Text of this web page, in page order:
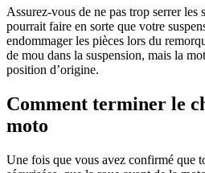
Assurez-vous de ne pas trop serrer les
pourrait faire en sorte que votre
endommager les pièces lors du
de mou dans la suspension, mais la
position d’origine.
Comment terminer le
moto
Une fois que vous avez confirmé que